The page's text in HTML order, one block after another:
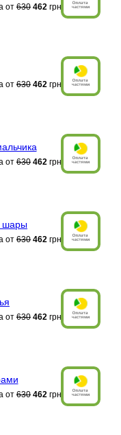
от 630 462 грн
от 630 462 грн
от 630 462 грн
шары
от 630 462 грн
от 630 462 грн
от 630 462 грн